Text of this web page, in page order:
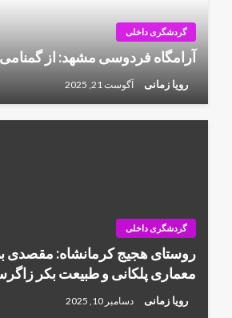
گردشگری داخلی
آرامگاه فردوسی مشهد: از
رویا زمانی آگوست 21, 2025
گردشگری داخلی
روستای هجیج کرمانشاه:
معماری پلکانی و طبیعت بکر
رویا زمانی دسامبر 10, 2025